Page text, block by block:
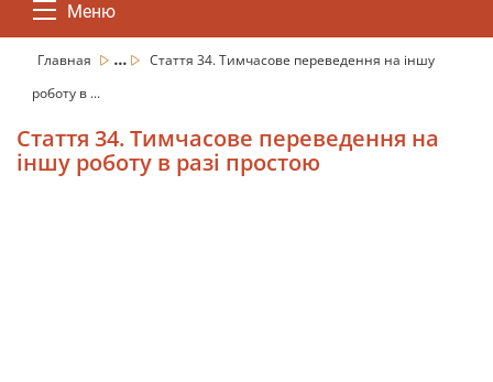
Меню
Главная ...
Стаття 34. Тимчасове переведення на іншу
роботу в ...
Стаття 34. Тимчасове переведення на
іншу роботу в разі простою